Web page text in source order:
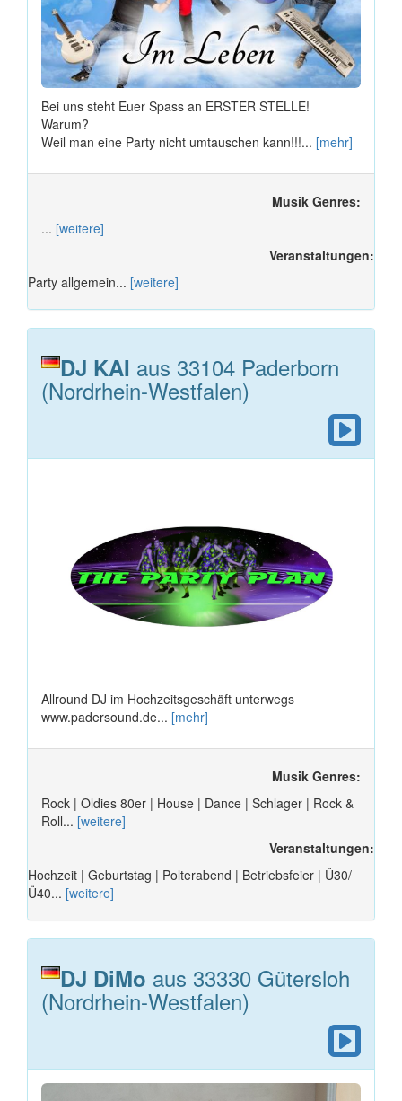
Bei uns steht Euer Spass an ERSTER STELLE!
Warum?
Weil man eine Party nicht umtauschen kann!!!... [mehr]
Musik Genres:
... [weitere]
Veranstaltungen:
Party allgemein... [weitere]
DJ KAI aus 33104 Paderborn
(Nordrhein-Westfalen)
Allround DJ im Hochzeitsgeschäft unterwegs
www.padersound.de... [mehr]
Musik Genres:
Rock | Oldies 80er | House | Dance | Schlager | Rock &
Roll... [weitere]
Veranstaltungen:
Hochzeit | Geburtstag | Polterabend | Betriebsfeier | Ü30/
Ü40... [weitere]
DJ DiMo aus 33330 Gütersloh
(Nordrhein-Westfalen)